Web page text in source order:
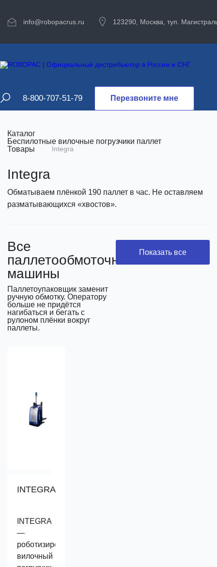
info@robopacrus.ru 123290, Москва, туп.
8-800-707-51-79 Перезвоните мне
Каталог
Беспилотные вилочные погрузчики паллет
Товары
Integra
Integra
Обматываем плёнкой 190 паллет в час. Не оставляем
разматывающихся «хвостов».
Все
паллетообмоточные
машины
Паллетоупаковщик заменит
ручную обмотку. Оператору
больше не придётся
нагибаться и бегать с
рулоном плёнки вокруг
паллеты.
Показать все
INTEGRA
INTEGRA
—
роботизированный
вилочный